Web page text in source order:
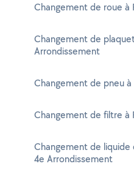
Changement de roue à
Changement de
Arrondissement
Changement de pneu
Changement de filtre à
Changement de liquide
4e Arrondissement